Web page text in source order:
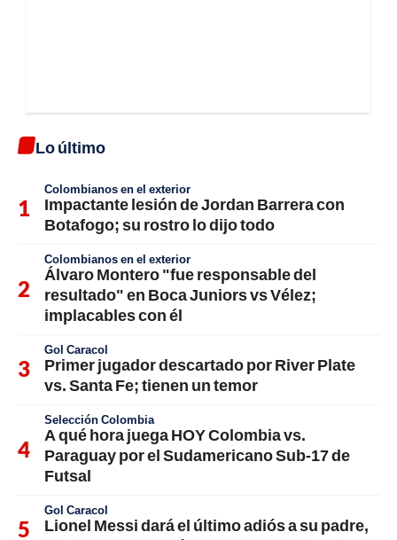
Lo último
Colombianos en el exterior
Impactante lesión de Jordan Barrera con
Botafogo; su rostro lo dijo todo
Colombianos en el exterior
Álvaro Montero "fue responsable del
resultado" en Boca Juniors vs Vélez;
implacables con él
Gol Caracol
Primer jugador descartado por River Plate
vs. Santa Fe; tienen un temor
Selección Colombia
A qué hora juega HOY Colombia vs.
Paraguay por el Sudamericano Sub-17 de
Futsal
Gol Caracol
Lionel Messi dará el último adiós a su padre,